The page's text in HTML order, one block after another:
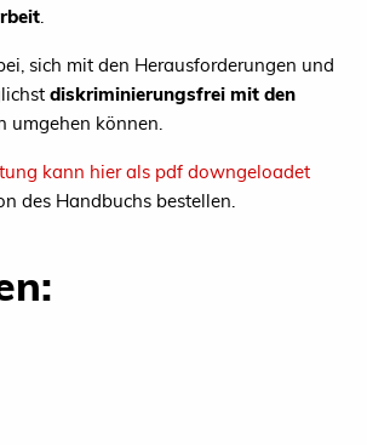
sich mit den Herausforderungen und
diskriminierungsfrei mit den
umgehen können.
kann hier als pdf downgeloadet
des Handbuchs bestellen.